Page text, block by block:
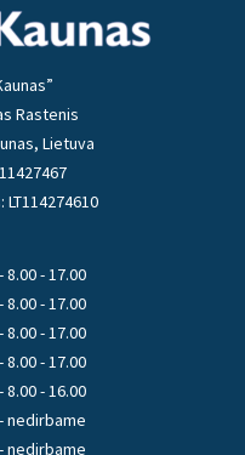
Rastenis
Lietuva
- 8.00 - 17.00
- 8.00 - 17.00
- 8.00 - 17.00
- 8.00 - 17.00
- 8.00 - 16.00
- nedirbame
- nedirbame